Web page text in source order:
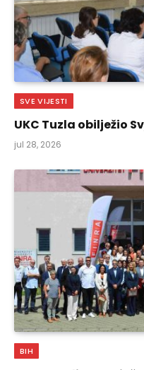
SVE VIJESTI
UKC Tuzla obilježio
jul 28, 2026
BIH